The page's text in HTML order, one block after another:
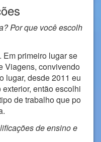
Por que você escolh
primeiro lugar se
Viagens, convivendo
lugar, desde 2011 eu
então escolhi
de trabalho que po
de ensino e